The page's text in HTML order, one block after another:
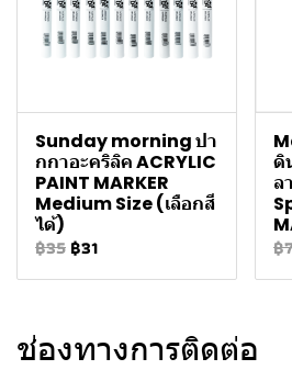
Sunday morning ปา
กกาอะคริลิค ACRYLIC
PAINT MARKER
Medium Size (เลือกสี
ได้)
฿35 ฿31
ดิ
ล
฿
ช่องทางการติดต่อ